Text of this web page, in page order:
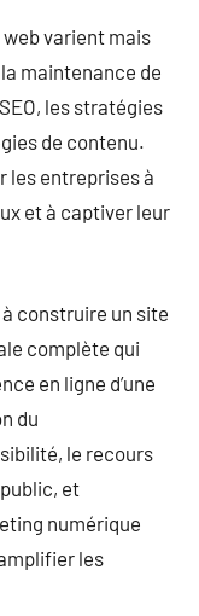
varient mais
maintenance de
les stratégies
de contenu.
les entreprises à
et à captiver leur
construire un site
complète qui
en ligne d’une
du
le recours
et
numérique
les